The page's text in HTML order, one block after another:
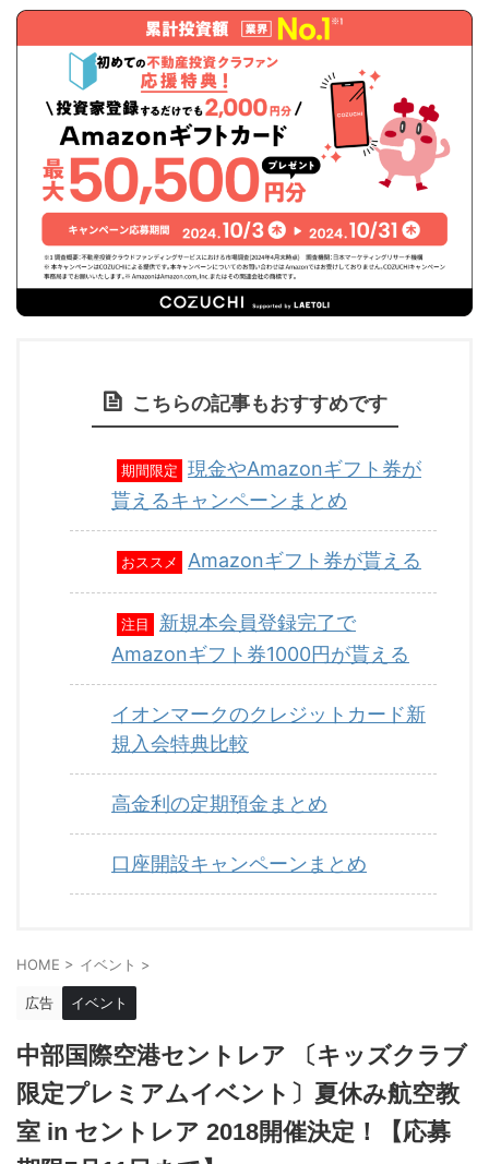
こちらの記事もおすすめです
期間限定
現金やAmazonギフト券が
貰えるキャンペーンまとめ
おススメ Amazonギフト券が貰える
注目
新規本会員登録完了で
Amazonギフト券1000円が貰える
イオンマークのクレジットカード新
規入会特典比較
高金利の定期預金まとめ
口座開設キャンペーンまとめ
HOME > イベント >
広告 イベント
中部国際空港セントレア 〔キッズクラブ
限定プレミアムイベント〕夏休み航空教
室 in セントレア 2018開催決定！【応募